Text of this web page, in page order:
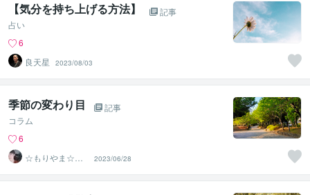
【気分を持ち上げる方法】
記事
占い
6
良天星
2023/08/03
季節の変わり目
記事
コラム
6
☆もりやま☆た
ろう☆心のサポ
ーター
2023/06/28